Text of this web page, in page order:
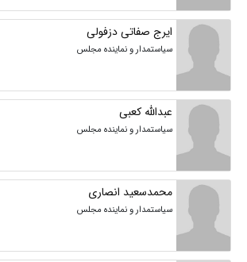
ایرج صفاتی دزفولی
سیاستمدار و نماینده مجلس
عبدالله کعبی
سیاستمدار و نماینده مجلس
محمدسعید انصاری
سیاستمدار و نماینده مجلس